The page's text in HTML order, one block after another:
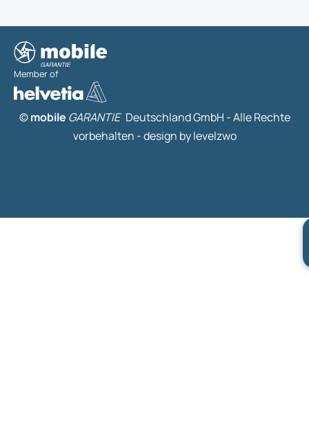
Member of
©mobile GARANTIEDeutschland GmbH - Alle Rechte
vorbehalten -design by levelzwo